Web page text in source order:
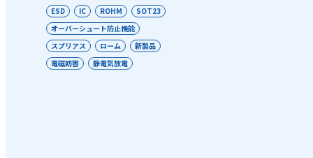
ESD
IC ROHM
SOT23
オーバーシュート防止機能
スプリアス
ローム
新製品
電磁妨害
静電気放電